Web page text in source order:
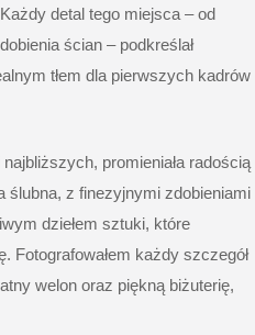
detal tego miejsca – od
ścian – podkreślał
tłem dla pierwszych kadrów
promieniała radością
ślubna, z finezyjnymi zdobieniami
dziełem sztuki, które
Fotografowałem każdy szczegół
welon oraz piękną biżuterię,